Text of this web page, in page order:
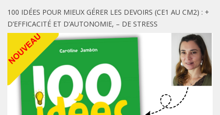
100 IDÉES POUR MIEUX GÉRER LES DEVOIRS (CE1 AU CM2) : +
D’EFFICACITÉ ET D’AUTONOMIE, – DE STRESS